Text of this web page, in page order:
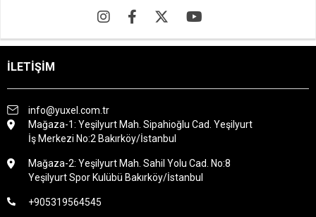
İLETİŞİM
info@yuxel.com.tr
Mağaza-1: Yeşilyurt Mah. Sipahioğlu Cad. Yeşilyurt
İş Merkezi No:2 Bakırköy/İstanbul
Mağaza-2: Yeşilyurt Mah. Sahil Yolu Cad. No:8
Yeşilyurt Spor Kulübü Bakırköy/İstanbul
+905319564545